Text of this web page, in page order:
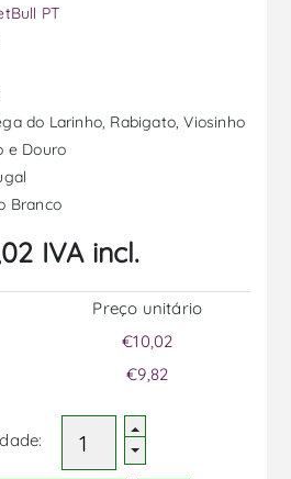
PT
do Larinho, Rabigato, Viosinho
e Douro
Branco
IVA incl.
Preço unitário
€10,02
€9,82